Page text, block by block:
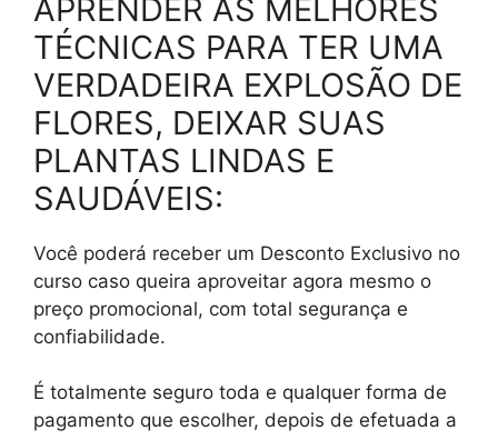
APRENDER AS MELHORES
TÉCNICAS PARA TER UMA
VERDADEIRA EXPLOSÃO DE
FLORES, DEIXAR SUAS
PLANTAS LINDAS E
SAUDÁVEIS:
Você poderá receber um Desconto Exclusivo no
curso caso queira aproveitar agora mesmo o
preço promocional, com total segurança e
confiabilidade.
É totalmente seguro toda e qualquer forma de
pagamento que escolher, depois de efetuada a